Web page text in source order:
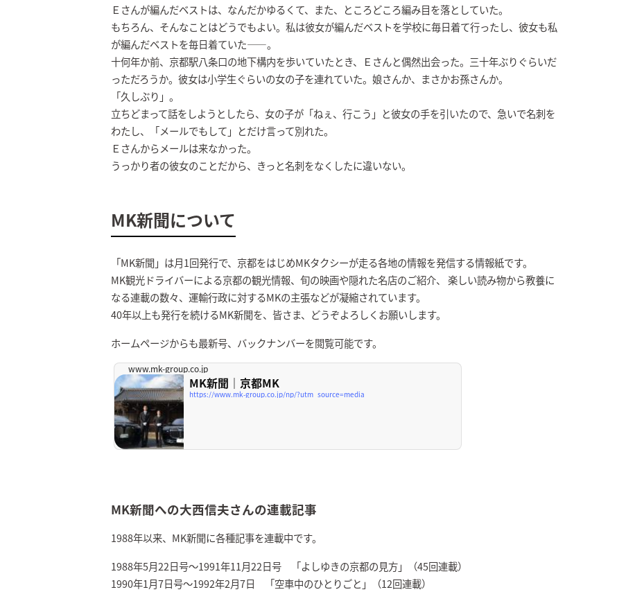
Ｅさんが編んだベストは、なんだかゆるくて、また、ところどころ編み目を落としていた。
もちろん、そんなことはどうでもよい。私は彼女が編んだベストを学校に毎日着て行ったし、彼女も私
が編んだベストを毎日着ていた――。
十何年か前、京都駅八条口の地下構内を歩いていたとき、Ｅさんと偶然出会った。三十年ぶりぐらいだ
っただろうか。彼女は小学生ぐらいの女の子を連れていた。娘さんか、まさかお孫さんか。
「久しぶり」。
立ちどまって話をしようとしたら、女の子が「ねぇ、行こう」と彼女の手を引いたので、急いで名刺を
わたし、「メールでもして」とだけ言って別れた。
Ｅさんからメールは来なかった。
うっかり者の彼女のことだから、きっと名刺をなくしたに違いない。
MK新聞について
「MK新聞」は月1回発行で、京都をはじめMKタクシーが走る各地の情報を発信する情報紙です。
MK観光ドライバーによる京都の観光情報、旬の映画や隠れた名店のご紹介、 楽しい読み物から教養に
なる連載の数々、運輸行政に対するMKの主張などが凝縮されています。
40年以上も発行を続けるMK新聞を、皆さま、どうぞよろしくお願いします。
ホームページからも最新号、バックナンバーを閲覧可能です。
www.mk-group.co.jp
MK新聞｜京都MK
https://www.mk-group.co.jp/np/?utm_source=media
MK新聞への大西信夫さんの連載記事
1988年以来、MK新聞に各種記事を連載中です。
1988年5月22日号～1991年11月22日号 「よしゆきの京都の見方」（45回連載）
1990年1月7日号～1992年2月7日 「空車中のひとりごと」（12回連載）